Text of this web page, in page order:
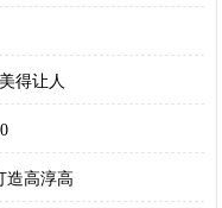
得让人
造高淳高